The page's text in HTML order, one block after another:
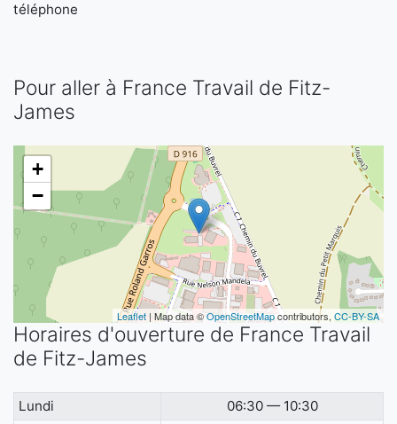
téléphone
Pour aller à France Travail de Fitz-
James
+
−
Leaflet | Map data ©OpenStreetMapcontributors, CC-BY-SA
Horaires d'ouverture de France Travail
de Fitz-James
Lundi
06:30 — 10:30